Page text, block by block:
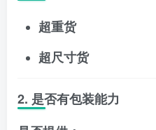
超重货
超尺寸货
2. 是否有包装能力